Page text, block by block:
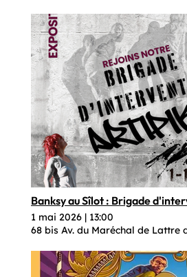
Banksy au Sîlot : Brigade
1 mai 2026| 13:00
68 bis Av. du Maréchal de Lattre